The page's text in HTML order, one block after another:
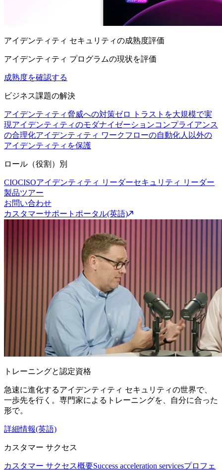
アイデンティティ セキュリティの成熟度評価
アイデンティティ プログラムの現状を評価
成熟度を確認する
ビジネス課題の解決
アイデンティティ脅威への対策ゼロ トラストを大規模で実
現アイデンティティのモダナイゼーションコンプライアンス
の合理化アイデンティティ ワークフローの自動化人以外の
アイデンティティを保護
ロール（役割）別
CIOCISOアイデンティティ リーダーセキュリティ リーダー
製品ツアー
お問い合わせ
カスタマーサポートポータル(英語)
トレーニングと認定資格
急速に進化するアイデンティティ セキュリティの世界で、
一歩先を行く。専門家によるトレーニングを、自分に合った
形で。
詳細情報(英語)
カスタマー サクセス
カスタマー サクセス概要Success acceleration servicesプロフェ